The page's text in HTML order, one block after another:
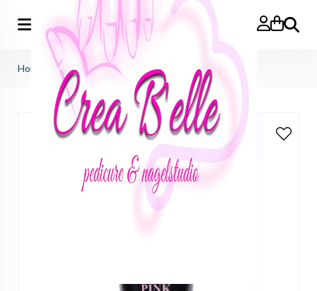
Zoeken
Home Gelacy / by djess gelacy Gelacy pink 60ml